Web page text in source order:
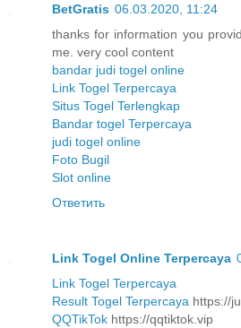
BetGratis 06.03.2020, 11:24
thanks for information you
me. very cool content
bandar judi togel online
Link Togel Terpercaya
Situs Togel Terlengkap
Bandar togel Terpercaya
judi togel online
Foto Bugil
Slot online
Ответить
Link Togel Online Terpercaya
Link Togel Terpercaya
Result Togel Terpercaya https://
QQTikTok https://qqtiktok.vip